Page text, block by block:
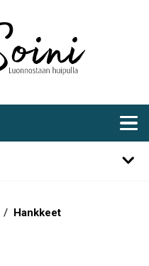
Hankkeet